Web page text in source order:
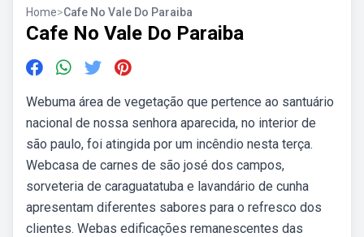
Home>Cafe No Vale Do Paraiba
Cafe No Vale Do Paraiba
Webuma área de vegetação que pertence ao santuário
nacional de nossa senhora aparecida, no interior de
são paulo, foi atingida por um incêndio nesta terça.
Webcasa de carnes de são josé dos campos,
sorveteria de caraguatatuba e lavandário de cunha
apresentam diferentes sabores para o refresco dos
clientes. Webas edificações remanescentes das